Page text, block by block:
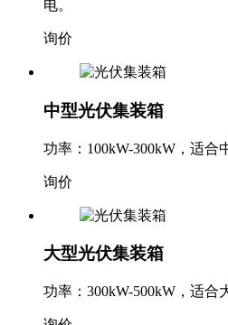
电。
询价
中型光伏集装箱
功率：100kW-300kW，适合
询价
大型光伏集装箱
功率：300kW-500kW，适合